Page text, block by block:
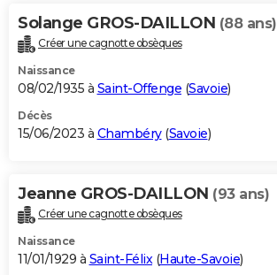
Alimentation
Guide de la santé
Maladies
Médicaments
Sommeil
VOYAGE
Destinations
City break
Voyage nature
Voyage de noces
Forum
Climat
+PHOTO
GUIDES D'ACHAT
BONS PLANS
Carte de Noël
Carte Bonne année
Carte Saint-Valentin
Carte Pâques
Carte d'anniversaire
DICTIONNAIRE
Dictionnaire
Biographies
Citations
Expressions
Proverbes
PROGRAMME TV
Solange GROS-DAILLON (88 ans)
Créer une cagnotte obsèques
Naissance
08/02/1935 à Saint-Offenge (Savoie)
Décès
15/06/2023 à Chambéry(Savoie)
Jeanne GROS-DAILLON (93 ans)
Créer une cagnotte obsèques
Naissance
11/01/1929 à Saint-Félix(Haute-Savoie)